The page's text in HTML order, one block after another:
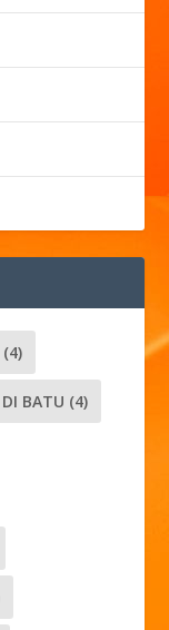
(4)
DI BATU (4)